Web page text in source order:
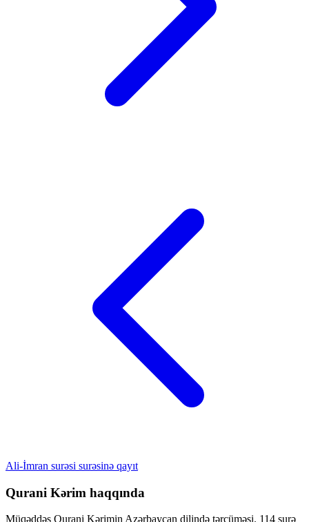
Ali-İmran surəsi surəsinə qayıt
Qurani Kərim haqqında
Müqəddəs Qurani Kərimin Azərbaycan dilində tərcüməsi. 114 surə